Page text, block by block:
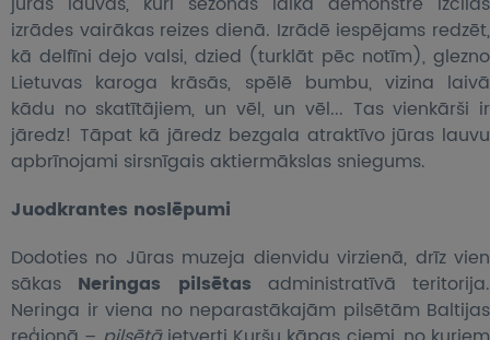
izrādes vairākas reizes dienā. Izrādē iespējams redzēt,
kā delfīni dejo valsi, dzied (turklāt pēc notīm), glezno
Lietuvas karoga krāsās, spēlē bumbu, vizina laivā
kādu no skatītājiem, un vēl, un vēl... Tas vienkārši ir
jāredz! Tāpat kā jāredz bezgala atraktīvo jūras lauvu
apbrīnojami sirsnīgais aktiermākslas sniegums.
Juodkrantes noslēpumi
Dodoties no Jūras muzeja dienvidu virzienā, drīz vien
sākas Neringas pilsētas administratīvā teritorija.
Neringa ir viena no neparastākajām pilsētām Baltijas